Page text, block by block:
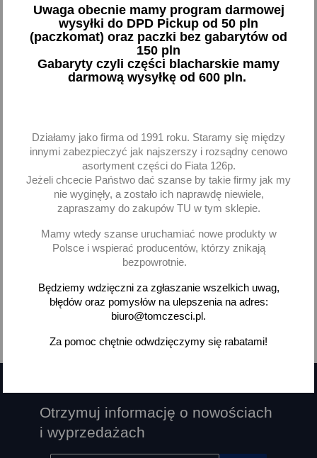
5,36 zł brutto
Dodaj
- +
35,38 zł brutto
Brak na stanie
Pokazano 1-4 z 4 pozycji
Powrót do góry
Otrzymuj informację o nowościach
i wyprzedażach
Uwaga obecnie mamy program darmowej
wysyłki do DPD Pickup od 50 pln
(paczkomat) oraz paczki bez gabarytów od
150 pln
Gabaryty czyli części blacharskie mamy
darmową wysyłkę od 600 pln.
Działamy jako firma od 1991 roku. Staramy się między
innymi zabezpieczyć jak najszerszy i rozsądny cenowo
asortyment części do Fiata 126p.
Jeżeli chcecie Państwo dać szanse by takie firmy jak my
nie wyginęły, a zostało ich naprawdę niewiele,
zapraszamy do zakupów TU w tym sklepie.
Mamy wtedy szanse uruchamiać nowe produkty w
Polsce i wspierać producentów, którzy znikają
bezpowrotnie.
Będziemy wdzięczni za zgłaszanie wszelkich uwag,
błędów oraz pomysłów na ulepszenia na adres:
biuro@tomczesci.pl.
Za pomoc chętnie odwdzięczymy się rabatami!